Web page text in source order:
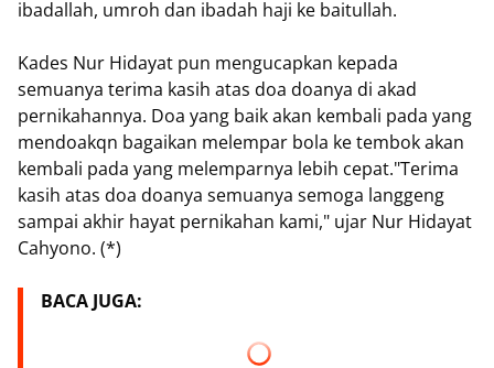
ibadallah, umroh dan ibadah haji ke baitullah.
Kades Nur Hidayat pun mengucapkan kepada
semuanya terima kasih atas doa doanya di akad
pernikahannya. Doa yang baik akan kembali pada yang
mendoakqn bagaikan melempar bola ke tembok akan
kembali pada yang melemparnya lebih cepat."Terima
kasih atas doa doanya semuanya semoga langgeng
sampai akhir hayat pernikahan kami," ujar Nur Hidayat
Cahyono. (*)
BACA JUGA: